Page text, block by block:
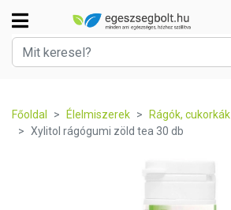
Főoldal Élelmiszerek
Rágók, cukorkák
Xylitol rágógumi zöld tea 30 db